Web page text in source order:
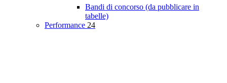
Bandi di concorso (da pubblicare in
tabelle)
Performance 24